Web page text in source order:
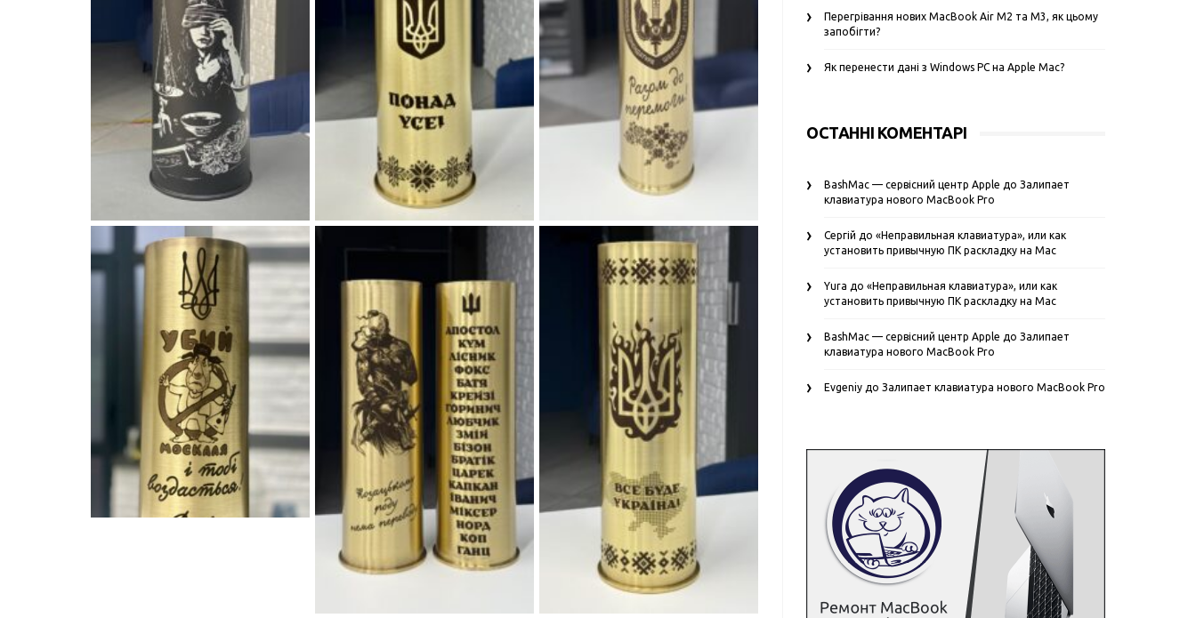
Перегрівання нових MacBook Air M2 та M3, як цьому
запобігти?
Як перенести дані з Windows PC на Apple Mac?
ОСТАННІ КОМЕНТАРІ
BashMac — сервісний центр Apple до Залипает
клавиатура нового MacBook Pro
Сергій до «Неправильная клавиатура», или как
установить привычную ПК раскладку на Mac
Yura до «Неправильная клавиатура», или как
установить привычную ПК раскладку на Mac
BashMac — сервісний центр Apple до Залипает
клавиатура нового MacBook Pro
Evgeniy до Залипает клавиатура нового MacBook Pro